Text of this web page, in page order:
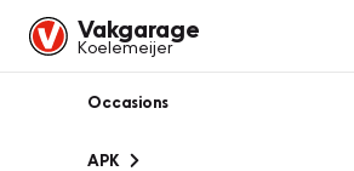
Vakgarage
Koelemeijer
Occasions
APK